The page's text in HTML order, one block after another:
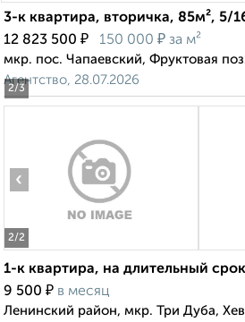
2/3
3-к квартира, вторичка, 85м², 5/
12 823 500 ₽ 150 000 ₽ за м²
мкр. пос. Чапаевский, Фруктовая
Агентство, 28.07.2026
2/2
‹
1-к квартира, на длительный
9 500 ₽ в месяц
Ленинский район, мкр. Три Дуба,